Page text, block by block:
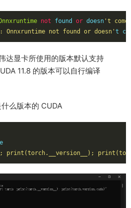
not found or doesn 't
Onnxruntime not found or doesn'
t
达显卡所使用的版本默认支持
11.8 的版本可以自行编译
么版本的 CUDA
print(torch.__version__);